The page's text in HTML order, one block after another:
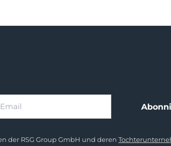
der RSG Group GmbH und deren